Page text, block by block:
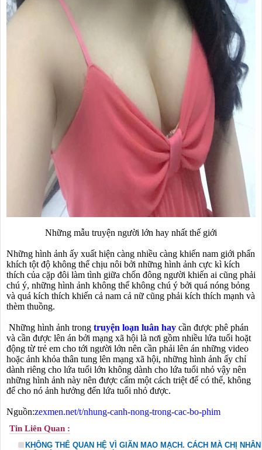
Những mẫu truyện người lớn hay nhất thế giới
Những hình ảnh ấy xuất hiện càng nhiều càng khiến nam giới phấn
khích tột độ không thể chịu nôi bởi những hình ảnh cực kì kích
thích của cặp đôi làm tình giữa chốn đông người khiến ai cũng phải
chú ý, những hình ảnh không thể không chú ý bởi quá nóng bỏng
và quá kích thích khiến cả nam cả nữ cũng phải kích thích mạnh và
thèm thuồng.
Những hình ảnh trong truyện loạn luân hay cần được phê phán
và cần được lên án bởi mạng xã hội là nơi gồm nhiều lứa tuổi hoặt
động từ trẻ em cho tới người lớn nên cần phải lên án những video
hoặc ảnh khỏa thân tung lên mạng xã hội, những hình ảnh ấy chỉ
dành riêng cho lứa tuổi lớn không dành cho lứa tuổi nhỏ vậy nên
những hình ảnh này nên được cấm một cách triệt để có thể, không
để cho nó ảnh hưởng đến lứa tuổi nhỏ được.
Nguồn:zexmen.net/t/nhung-canh-nong-trong-cac-bo-phim
Tin Liên Quan :
KHÔNG THỂ QUAN HỆ VÌ GIÃN MAO MẠCH. CÁCH MÀ CHỊ NHÂN